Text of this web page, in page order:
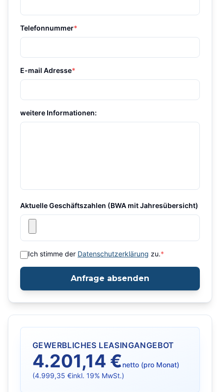
Telefonnummer*
E-mail Adresse*
weitere Informationen:
Aktuelle Geschäftszahlen (BWA mit Jahresübersicht)
Ich stimme der Datenschutzerklärung zu.*
Anfrage absenden
GEWERBLICHES LEASINGANGEBOT
4.201,14 €netto (pro Monat)
(4.999,35 €inkl. 19% MwSt.)